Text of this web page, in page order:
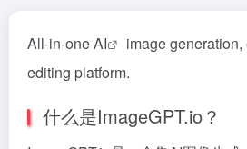
All-in-oneAI
image
editing platform.
什么是ImageGPT.io？